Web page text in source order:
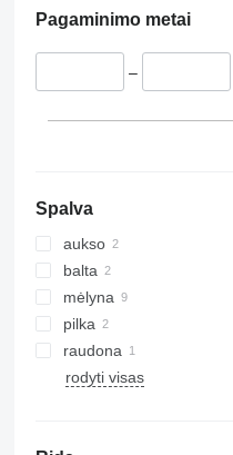
Pagaminimo metai
–
Spalva
aukso
balta
mėlyna
pilka
raudona
rodyti visas